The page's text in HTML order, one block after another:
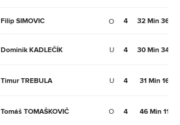
Filip SIMOVIC O 4 32 Min
Dominik KADLEČÍK U 4 30 Min
Timur TREBULA U 4 31 Min
Tomáš TOMAŠKOVIČ O 4 46 Min